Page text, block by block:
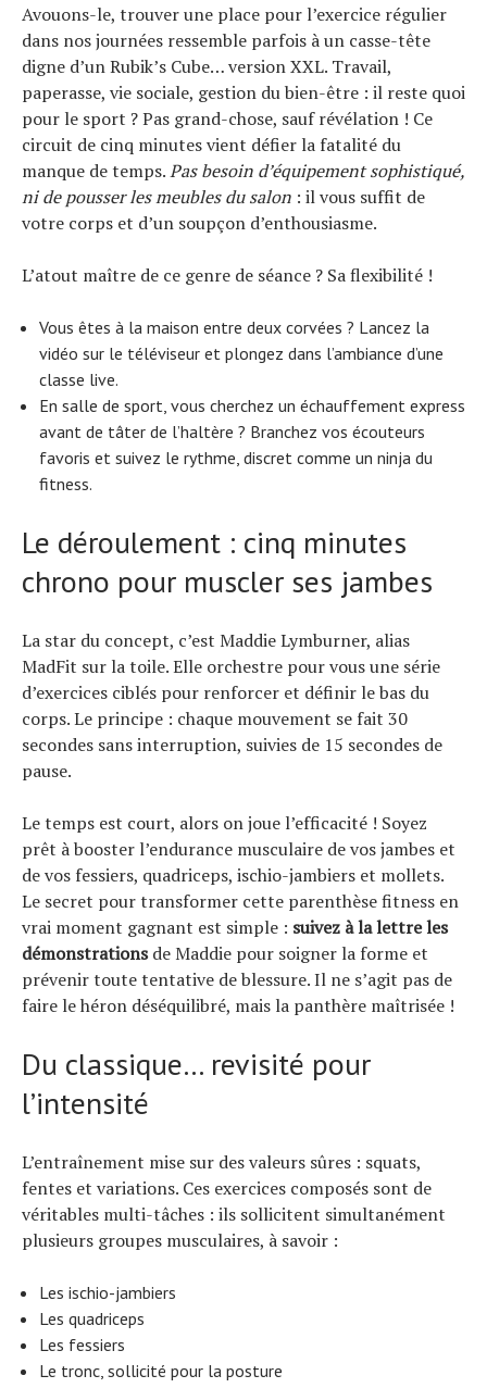
Avouons-le, trouver une place pour l’exercice régulier
dans nos journées ressemble parfois à un casse-tête
digne d’un Rubik’s Cube… version XXL. Travail,
paperasse, vie sociale, gestion du bien-être : il reste quoi
pour le sport ? Pas grand-chose, sauf révélation ! Ce
circuit de cinq minutes vient défier la fatalité du
manque de temps.Pas besoin d’équipement sophistiqué,
ni de pousser les meubles du salon : il vous suffit de
votre corps et d’un soupçon d’enthousiasme.
L’atout maître de ce genre de séance ? Sa flexibilité !
Vous êtes à la maison entre deux corvées ? Lancez la
vidéo sur le téléviseur et plongez dans l’ambiance d’une
classe live.
En salle de sport, vous cherchez un échauffement express
avant de tâter de l’haltère ? Branchez vos écouteurs
favoris et suivez le rythme, discret comme un ninja du
fitness.
Le déroulement : cinq minutes
chrono pour muscler ses jambes
La star du concept, c’est Maddie Lymburner, alias
MadFit sur la toile. Elle orchestre pour vous une série
d’exercices ciblés pour renforcer et définir le bas du
corps. Le principe : chaque mouvement se fait 30
secondes sans interruption, suivies de 15 secondes de
pause.
Le temps est court, alors on joue l’efficacité ! Soyez
prêt à booster l’endurance musculaire de vos jambes et
de vos fessiers, quadriceps, ischio-jambiers et mollets.
Le secret pour transformer cette parenthèse fitness en
vrai moment gagnant est simple : suivez à la lettre les
démonstrationsde Maddie pour soigner la forme et
prévenir toute tentative de blessure. Il ne s’agit pas de
faire le héron déséquilibré, mais la panthère maîtrisée !
Du classique… revisité pour
l’intensité
L’entraînement mise sur des valeurs sûres : squats,
fentes et variations. Ces exercices composés sont de
véritables multi-tâches : ils sollicitent simultanément
plusieurs groupes musculaires, à savoir :
Les ischio-jambiers
Les quadriceps
Les fessiers
Le tronc, sollicité pour la posture